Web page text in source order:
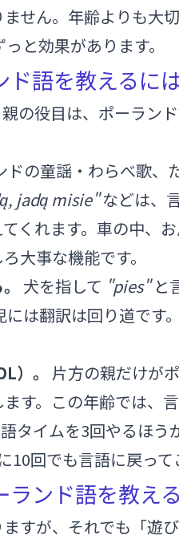
せん。年齢よりも大
と効果があります。
語を教えるに
の役目は、ポーラン
ドの童謡・わらべ歌、
jadą misie"などは、
くれます。車の中、
大事な機能です。
犬を指して "pies"と
は翻訳は回り道です
）。
片方の親だけが
す。この年齢では、
タイムを3回やるほう
回でも言語に戻って
ンド語を教え
すが、それでも「遊び